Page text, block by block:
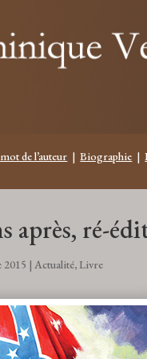
de l’auteur |Biographie |
après, ré-
2015 |Actualité,Livre